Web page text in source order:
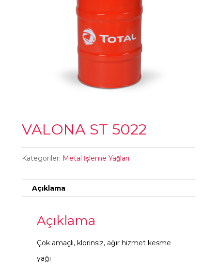
VALONA ST 5022
Kategoriler: Metal İşleme Yağları
Açıklama
Açıklama
Çok amaçlı, klorinsiz, ağır hizmet kesme
yağı